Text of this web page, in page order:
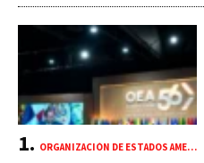
ORGANIZACIÓN DE ESTADOS AMERICANOS (OEA)